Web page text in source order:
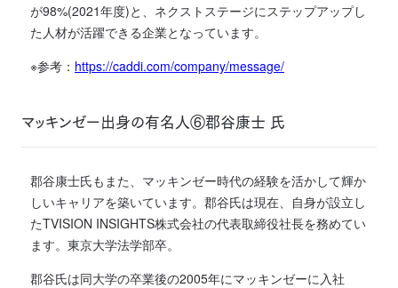
が98%(2021年度)と、ネクストステージにステップアップし
た人材が活躍できる企業となっています。
※参考： https://caddi.com/company/message/
マッキンゼー出身の有名人⑥郡谷康士 氏
郡谷康士氏もまた、マッキンゼー時代の経験を活かして輝か
しいキャリアを築いています。郡谷氏は現在、自身が設立し
たTVISION INSIGHTS株式会社の代表取締役社長を務めてい
ます。東京大学法学部卒。
郡谷氏は同大学の卒業後の2005年にマッキンゼーに入社